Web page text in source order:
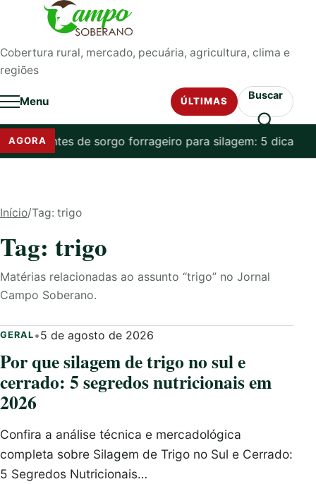
Pular para o conteúdo
Cobertura rural, mercado, pecuária, agricultura, clima e
regiões
Menu ÚLTIMAS
Buscar
AGORA de sorgo forrageiro para silagem: 5 dicas em
Início/Tag: trigo
Tag: trigo
Matérias relacionadas ao assunto “trigo” no Jornal
Campo Soberano.
GERAL •5 de agosto de 2026
Por que silagem de trigo no sul e
cerrado: 5 segredos nutricionais em
2026
Confira a análise técnica e mercadológica
completa sobre Silagem de Trigo no Sul e Cerrado:
5 Segredos Nutricionais…